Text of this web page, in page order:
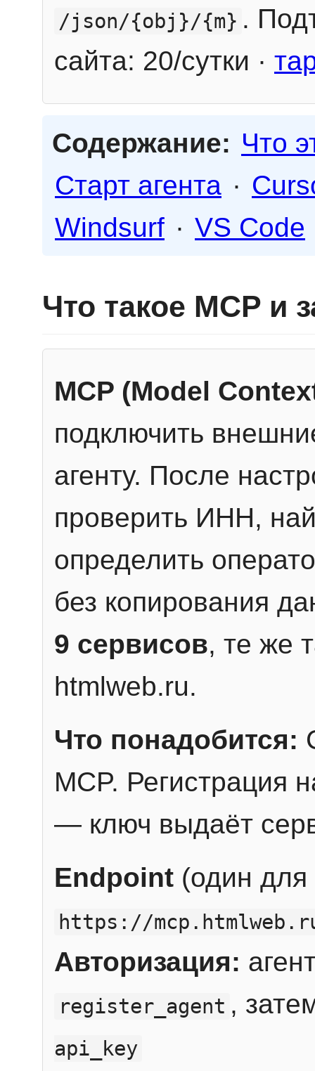
/json/{obj}/{m} .
сайта: 20/сутки ·
Содержание: Что
Старт агента ·
Windsurf · VS Code
Что такое MCP и
MCP (Model
подключить
агенту. После
проверить ИНН,
определить
без копирования
9 сервисов, те же
htmlweb.ru.
Что понадобится:
MCP. Регистрация
— ключ выдаёт
Endpoint (один для
https://
Авторизация:
register_agent ,
api_key